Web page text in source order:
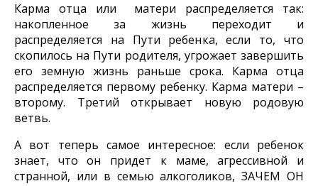
Карма отца или матери распределяется так:
накопленное за жизнь переходит и
распределяется на Пути ребенка, если то, что
скопилось на Пути родителя, угрожает завершить
его земную жизнь раньше срока. Карма отца
распределяется первому ребенку. Карма матери –
второму. Третий открывает новую родовую
ветвь.
А вот теперь самое интересное: если ребенок
знает, что он придет к маме, агрессивной и
странной, или в семью алкоголиков, ЗАЧЕМ ОН